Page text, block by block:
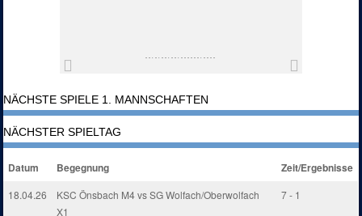
NÄCHSTE SPIELE 1. MANNSCHAFTEN
NÄCHSTER SPIELTAG
Datum Begegnung Zeit/Ergebnisse
18.04.26
KSC Önsbach M4 vs SG Wolfach/Oberwolfach
X1
7 - 1